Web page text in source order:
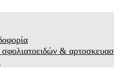
&